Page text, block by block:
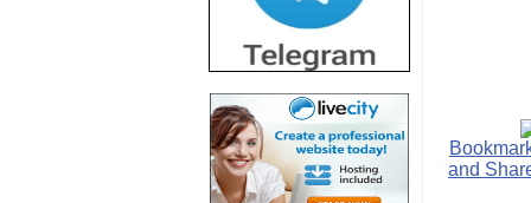
פריסת אנלימיטד
(בניחוח בלתי נסבל) -
כאן
חשיפה: איוב קרא
אישר לקבוצת סלקום
בדיוק מה שביבי אישר
כאן